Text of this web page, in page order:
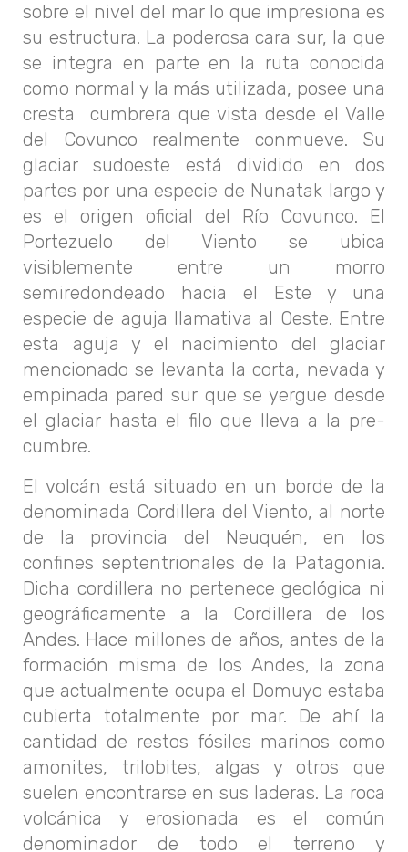
sobre el nivel del mar lo que impresiona es
su estructura. La poderosa cara sur, la que
se integra en parte en la ruta conocida
como normal y la más utilizada, posee una
cresta cumbrera que vista desde el Valle
del Covunco realmente conmueve. Su
glaciar sudoeste está dividido en dos
partes por una especie de Nunatak largo y
es el origen oficial del Río Covunco. El
Portezuelo del Viento se ubica
visiblemente entre un morro
semiredondeado hacia el Este y una
especie de aguja llamativa al Oeste. Entre
esta aguja y el nacimiento del glaciar
mencionado se levanta la corta, nevada y
empinada pared sur que se yergue desde
el glaciar hasta el filo que lleva a la pre-
cumbre.
El volcán está situado en un borde de la
denominada Cordillera del Viento, al norte
de la provincia del Neuquén, en los
confines septentrionales de la Patagonia.
Dicha cordillera no pertenece geológica ni
geográficamente a la Cordillera de los
Andes. Hace millones de años, antes de la
formación misma de los Andes, la zona
que actualmente ocupa el Domuyo estaba
cubierta totalmente por mar. De ahí la
cantidad de restos fósiles marinos como
amonites, trilobites, algas y otros que
suelen encontrarse en sus laderas. La roca
volcánica y erosionada es el común
denominador de todo el terreno y